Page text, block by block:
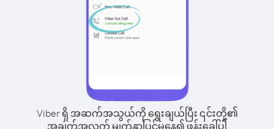
Viber ရှိ အဆက်အသွယ်ကို ရွေးချယ်ပြီး ၎င်းတို့၏
အချက်အလက် မျက်နှာပြင်မှနေ၍ ဖုန်းခေါ်ပါ